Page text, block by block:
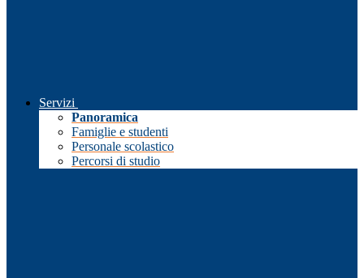
Servizi
Panoramica
Famiglie e studenti
Personale scolastico
Percorsi di studio